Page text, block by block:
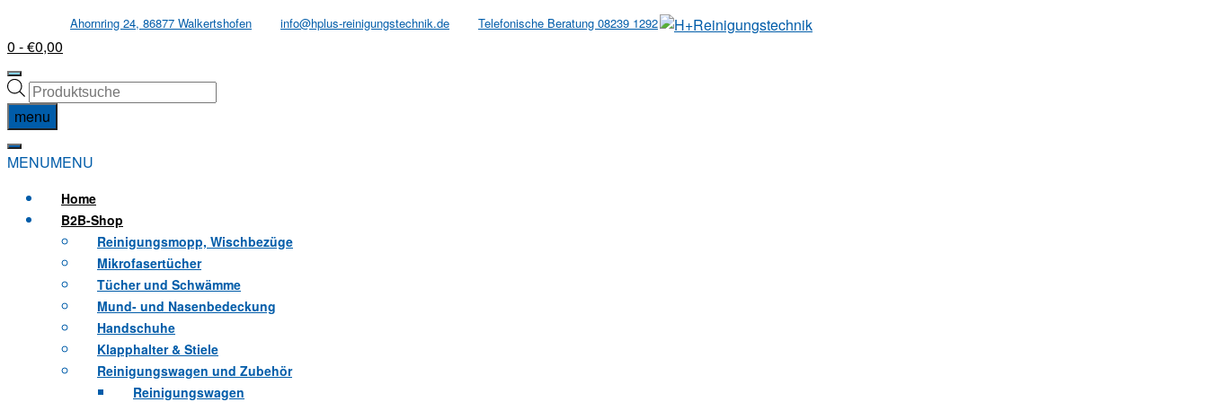
to
content
Ahornring 24, 86877 Walkertshofen info@hplus-reinigungstechnik.de Telefonische Beratung 08239 1292
0 - €0,00
Products
search
menu
MENUMENU
Home
B2B-Shop
Reinigungsmopp, Wischbezüge
Mikrofasertücher
Tücher und Schwämme
Mund- und Nasenbedeckung
Handschuhe
Klapphalter & Stiele
Reinigungswagen und Zubehör
Reinigungswagen